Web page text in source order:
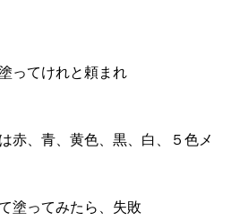
ってけれと頼まれ
赤、青、黄色、黒、白、５色メ
塗ってみたら、失敗